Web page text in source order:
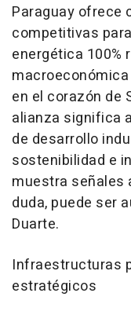
Paraguay ofrece
competitivas
energética 100%
en el corazón de
alianza significa
de desarrollo
sostenibilidad e
muestra señales
duda, puede ser
Duarte.
Infraestructuras
estratégicos